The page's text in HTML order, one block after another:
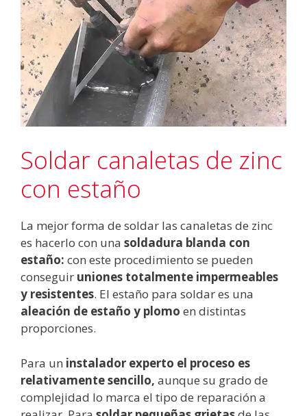
Soldar canaletas de zinc
con estaño
La mejor forma de soldar las canaletas de zinc
es hacerlo con una soldadura blanda con
estaño: con este procedimiento se pueden
conseguir uniones totalmente impermeables
y resistentes. El estaño para soldar es una
aleación de estaño y plomo en distintas
proporciones.
Para un instalador experto el proceso es
relativamente sencillo, aunque su grado de
complejidad lo marca el tipo de reparación a